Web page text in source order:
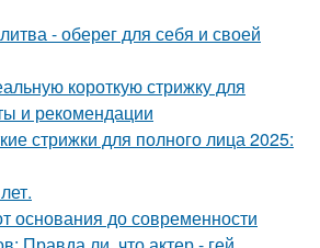
- оберег для себя и своей
короткую стрижку для
и рекомендации
стрижки для полного лица 2025:
основания до современности